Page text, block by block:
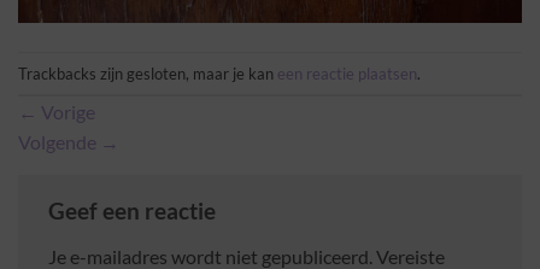
Trackbacks zijn gesloten, maar je kan een reactie plaatsen.
← Vorige
Volgende →
Geef een reactie
Je e-mailadres wordt niet gepubliceerd. Vereiste